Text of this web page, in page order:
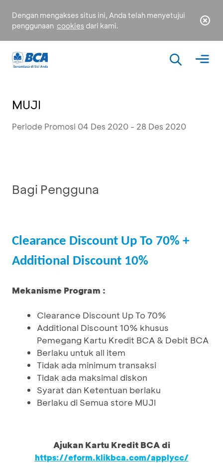
Dengan mengakses situs ini, Anda telah menyetujui
penggunaan cookies dari kami.
MUJI
Periode Promosi 04 Des 2020 - 28 Des 2020
Bagi Pengguna
Clearance Discount Up To 70% +
Additional Discount 10%
Mekanisme Program :
Clearance Discount Up To 70%
Additional Discount 10% khusus
Pemegang Kartu Kredit BCA & Debit BCA
Berlaku untuk all item
Tidak ada minimum transaksi
Tidak ada maksimal diskon
Syarat dan Ketentuan berlaku
Berlaku di Semua store MUJI
Ajukan Kartu Kredit BCA di
https://eform.klikbca.com/applycc/